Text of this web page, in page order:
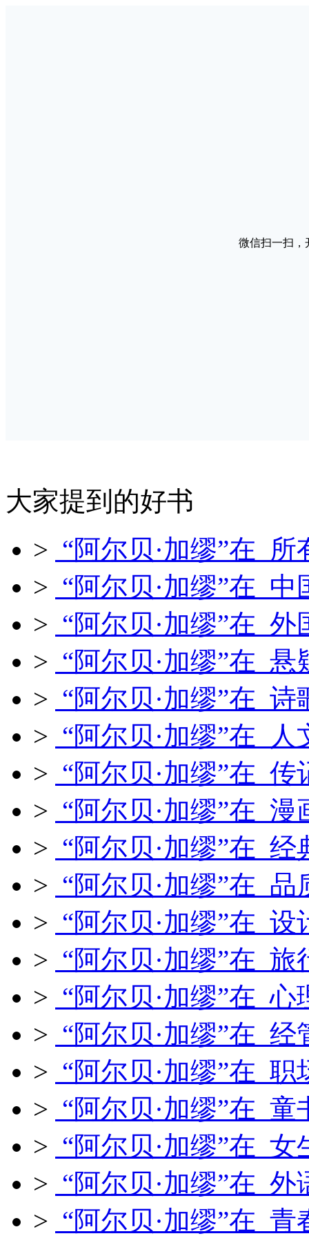
微信扫一扫，
大家提到的好书
> “阿尔贝·加缪”在 所
> “阿尔贝·加缪”在 中
> “阿尔贝·加缪”在 外
> “阿尔贝·加缪”在 悬
> “阿尔贝·加缪”在 诗
> “阿尔贝·加缪”在 人
> “阿尔贝·加缪”在 传
> “阿尔贝·加缪”在 漫
> “阿尔贝·加缪”在 经
> “阿尔贝·加缪”在 品
> “阿尔贝·加缪”在 设
> “阿尔贝·加缪”在 旅
> “阿尔贝·加缪”在 心
> “阿尔贝·加缪”在 经
> “阿尔贝·加缪”在 职
> “阿尔贝·加缪”在 童
> “阿尔贝·加缪”在 女
> “阿尔贝·加缪”在 外
> “阿尔贝·加缪”在 青